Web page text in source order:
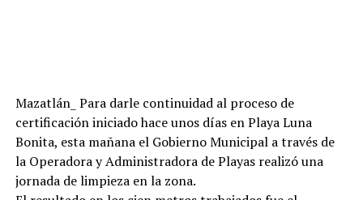
Mazatlán_ Para darle continuidad al proceso de
certificación iniciado hace unos días en Playa Luna
Bonita, esta mañana el Gobierno Municipal a través de
la Operadora y Administradora de Playas realizó una
jornada de limpieza en la zona.